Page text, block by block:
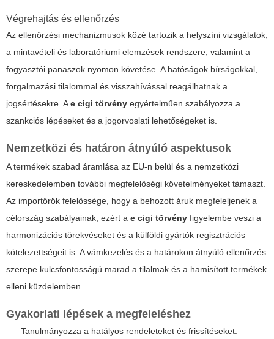
Végrehajtás és ellenőrzés
Az ellenőrzési mechanizmusok közé tartozik a helyszíni vizsgálatok,
a mintavételi és laboratóriumi elemzések rendszere, valamint a
fogyasztói panaszok nyomon követése. A hatóságok bírságokkal,
forgalmazási tilalommal és visszahívással reagálhatnak a
jogsértésekre. Ae cigi törvény egyértelműen szabályozza a
szankciós lépéseket és a jogorvoslati lehetőségeket is.
Nemzetközi és határon átnyúló aspektusok
A termékek szabad áramlása az EU-n belül és a nemzetközi
kereskedelemben további megfelelőségi követelményeket támaszt.
Az importőrök felelőssége, hogy a behozott áruk megfeleljenek a
célország szabályainak, ezért a e cigi törvény figyelembe veszi a
harmonizációs törekvéseket és a külföldi gyártók regisztrációs
kötelezettségeit is. A vámkezelés és a határokon átnyúló ellenőrzés
szerepe kulcsfontosságú marad a tilalmak és a hamisított termékek
elleni küzdelemben.
Gyakorlati lépések a megfeleléshez
Tanulmányozza a hatályos rendeleteket és frissítéseket.